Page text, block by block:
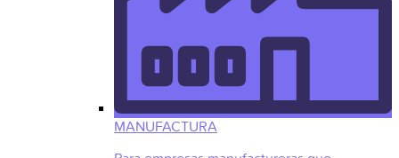
MANUFACTURA